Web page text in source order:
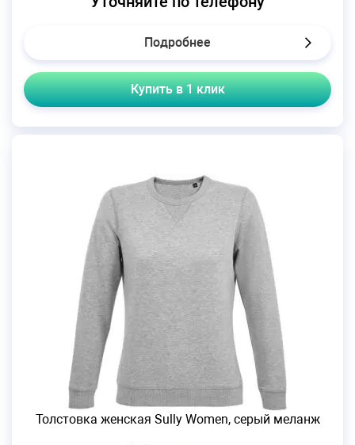
Подробнее
Купить в 1 клик
Толстовка женская Sully Women, серый меланж